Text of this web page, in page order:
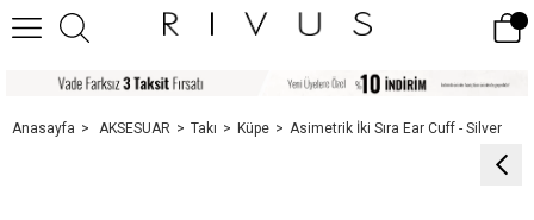
Anasayfa AKSESUAR Takı Küpe Asimetrik İki Sıra Ear Cuff - Silver